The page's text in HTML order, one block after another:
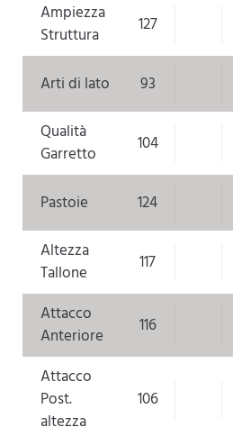
Ampiezza
Struttura
127
Arti di lato
93
Qualità
Garretto
104
Pastoie
124
Altezza
Tallone
117
Attacco
Anteriore
116
Attacco
Post.
altezza
106